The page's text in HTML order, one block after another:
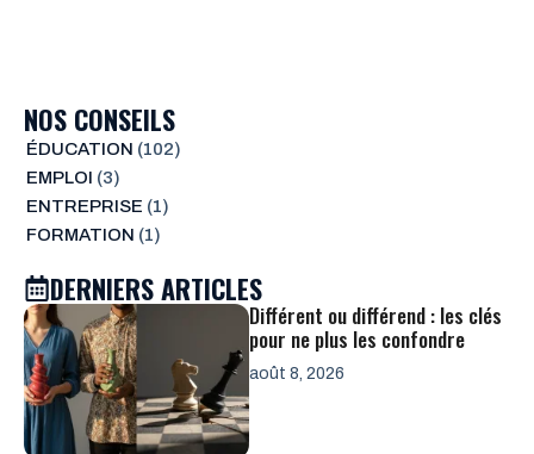
NOS CONSEILS
ÉDUCATION (102)
EMPLOI (3)
ENTREPRISE (1)
FORMATION (1)
DERNIERS ARTICLES
Différent ou différend : les clés
pour ne plus les confondre
août 8, 2026